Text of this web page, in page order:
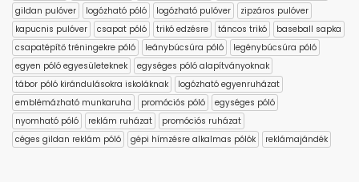
gildan pulóver
logózható póló logózható pulóver
zipzáros pulóver
kapucnis pulóver
csapat póló trikó edzésre táncos trikó
baseball sapka
csapatépítő tréningekre póló
leánybúcsúra póló
legénybúcsúra póló
egyen póló egyesületeknek
egységes póló alapítványoknak
tábor póló kirándulásokra iskoláknak
logózható egyenruházat
emblémázható munkaruha
promóciós póló
egységes póló
nyomható póló
reklám ruházat
promóciós ruházat
céges gildan reklám póló
gépi hímzésre alkalmas pólók reklámajándék